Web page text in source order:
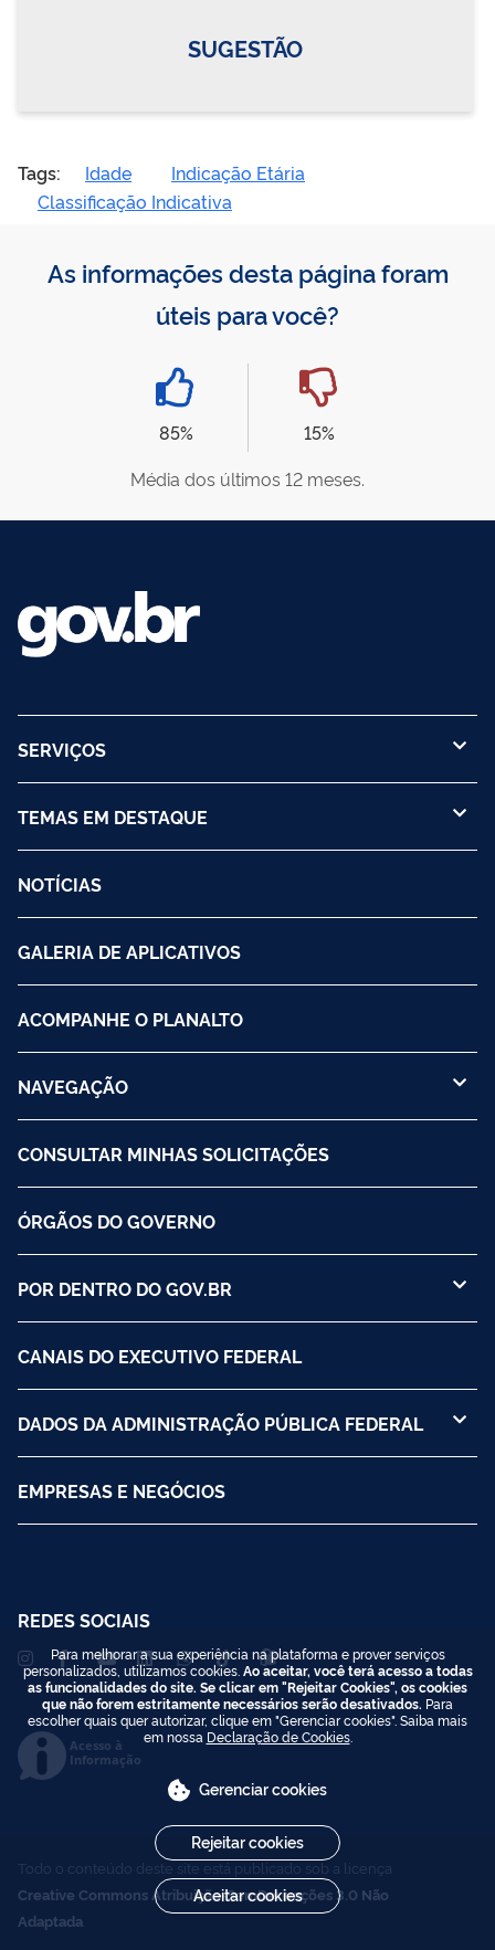
SUGESTÃO
Tags: Idade
Indicação Etária
Classificação Indicativa
As informações desta página foram
úteis para você?
85%
15%
Média dos últimos 12 meses.
SERVIÇOS
TEMAS EM DESTAQUE
NOTÍCIAS
GALERIA DE APLICATIVOS
ACOMPANHE O PLANALTO
NAVEGAÇÃO
CONSULTAR MINHAS SOLICITAÇÕES
ÓRGÃOS DO GOVERNO
POR DENTRO DO GOV.BR
CANAIS DO EXECUTIVO FEDERAL
DADOS DA ADMINISTRAÇÃO PÚBLICA FEDERAL
EMPRESAS E NEGÓCIOS
REDES SOCIAIS
Acesso à
Informação
Todo o conteúdo deste site está publicado sob a licença
Creative Commons Atribuição-SemDerivações 3.0 Não
Adaptada
Para melhorar a sua experiência na plataforma e prover serviços
personalizados, utilizamos cookies. Ao aceitar, você terá acesso a todas
as funcionalidades do site. Se clicar em "Rejeitar Cookies", os cookies
que não forem estritamente necessários serão desativados. Para
escolher quais quer autorizar, clique em "Gerenciar cookies". Saiba mais
em nossa Declaração de Cookies.
Gerenciar cookies
Rejeitar cookies
Aceitar cookies